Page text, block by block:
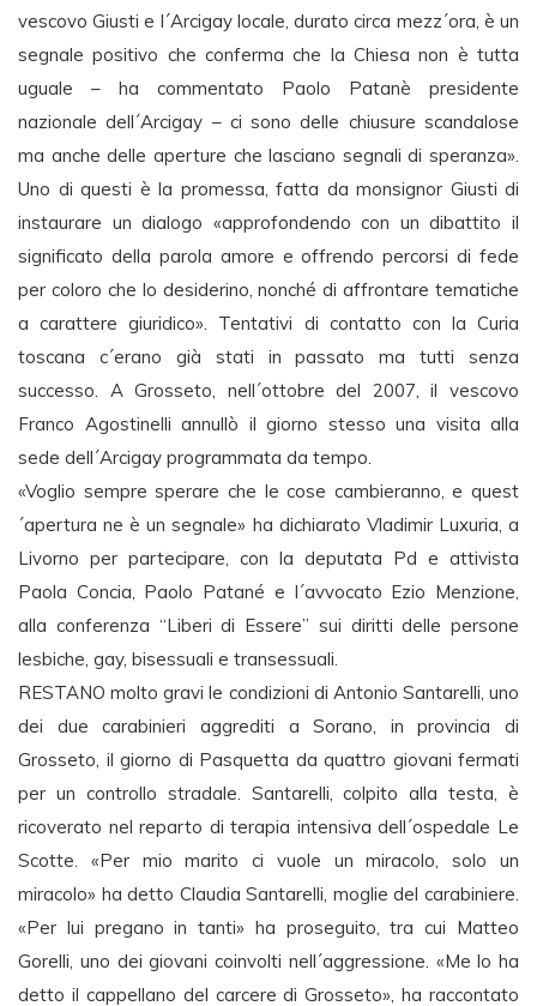
vescovo Giusti e l´Arcigay locale, durato circa mezz´ora, è un
segnale positivo che conferma che la Chiesa non è tutta
uguale – ha commentato Paolo Patanè presidente
nazionale dell´Arcigay – ci sono delle chiusure scandalose
ma anche delle aperture che lasciano segnali di speranza».
Uno di questi è la promessa, fatta da monsignor Giusti di
instaurare un dialogo «approfondendo con un dibattito il
significato della parola amore e offrendo percorsi di fede
per coloro che lo desiderino, nonché di affrontare tematiche
a carattere giuridico». Tentativi di contatto con la Curia
toscana c´erano già stati in passato ma tutti senza
successo. A Grosseto, nell´ottobre del 2007, il vescovo
Franco Agostinelli annullò il giorno stesso una visita alla
sede dell´Arcigay programmata da tempo.
«Voglio sempre sperare che le cose cambieranno, e quest
´apertura ne è un segnale» ha dichiarato Vladimir Luxuria, a
Livorno per partecipare, con la deputata Pd e attivista
Paola Concia, Paolo Patané e l´avvocato Ezio Menzione,
alla conferenza “Liberi di Essere” sui diritti delle persone
lesbiche, gay, bisessuali e transessuali.
RESTANO molto gravi le condizioni di Antonio Santarelli, uno
dei due carabinieri aggrediti a Sorano, in provincia di
Grosseto, il giorno di Pasquetta da quattro giovani fermati
per un controllo stradale. Santarelli, colpito alla testa, è
ricoverato nel reparto di terapia intensiva dell´ospedale Le
Scotte. «Per mio marito ci vuole un miracolo, solo un
miracolo» ha detto Claudia Santarelli, moglie del carabiniere.
«Per lui pregano in tanti» ha proseguito, tra cui Matteo
Gorelli, uno dei giovani coinvolti nell´aggressione. «Me lo ha
detto il cappellano del carcere di Grosseto», ha raccontato